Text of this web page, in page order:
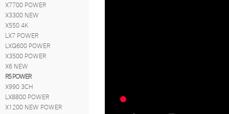
X7700 POWER
X3300 NEW
X550 4K
LX7 POWER
LXQ600 POWER
X3500 POWER
X6 NEW
R5 POWER
X990 3CH
LX8800 POWER
X1200 NEW POWER